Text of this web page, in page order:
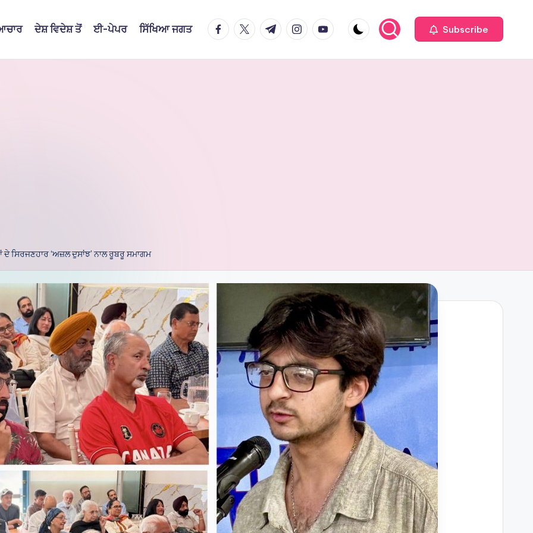
ਦੇਸ਼ ਵਿਦੇਸ਼ ਤੋਂ ਈ-ਪੇਪਰ ਸਿੱਖਿਆ ਜਗਤ facebook.com
twitter.com
t.me instagram.com
youtube.com Subscribe
ਸਿਰਜਣਹਾਰ ‘ਅਜ਼ਲ ਦੁਸਾਂਝ’ ਨਾਲ ਰੂਬਰੂ ਸਮਾਗਮ